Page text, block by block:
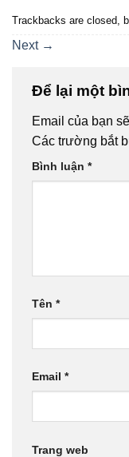
Trackbacks are closed,
Next →
Để lại một
Email của bạn
Các trường bắt
Bình luận *
Tên *
Email *
Trang web